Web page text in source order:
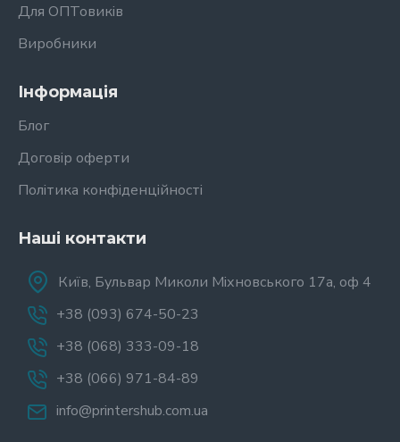
Для ОПТовиків
Виробники
Інформація
Блог
Договір оферти
Політика конфіденційності
Наші контакти
Київ, Бульвар Миколи Міхновського 17а, оф 4
+38 (093) 674-50-23
+38 (068) 333-09-18
+38 (066) 971-84-89
info@printershub.com.ua